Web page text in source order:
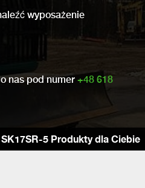
wyposażenie
nas pod numer +48 618
SK17SR-5 Produkty dla Ciebie